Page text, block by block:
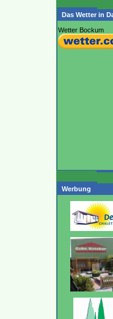
Das Wetter in
Wetter Bockum
Werbung